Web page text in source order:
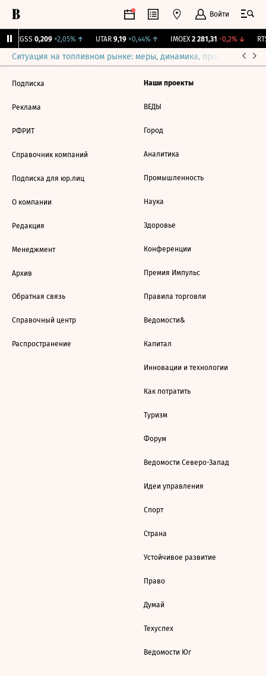
Войти
RGSS 0,209 +2,05%↑ UTAR 9,19 +0,44%↑ IMOEX 2 281,31 -0,2%↓
Ситуация на топливном рынке: меры, динамика, прогнозы
Подписка
Реклама
РФРИТ
Справочник компаний
Подписка для юр.лиц
О компании
Редакция
Менеджмент
Архив
Обратная связь
Справочный центр
Распространение
Наши проекты
ВЕДЫ
Город
Аналитика
Промышленность
Наука
Здоровье
Конференции
Премия Импульс
Правила торговли
Ведомости&
Капитал
Инновации и технологии
Как потратить
Туризм
Форум
Ведомости Северо-Запад
Идеи управления
Спорт
Страна
Устойчивое развитие
Право
Думай
Техуспех
Ведомости Юг